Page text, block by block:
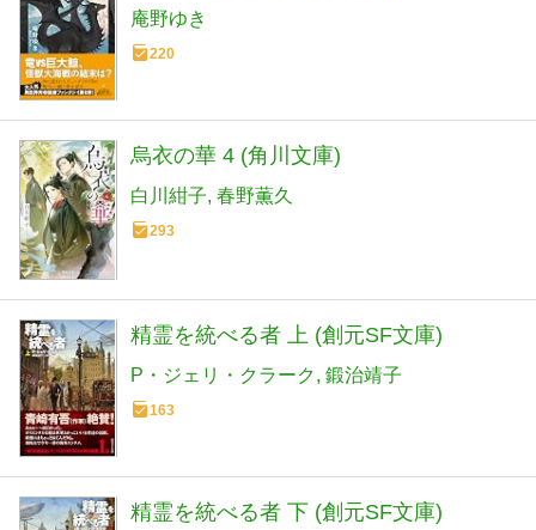
庵野ゆき
220
烏衣の華 4 (角川文庫)
白川紺子 春野薫久
293
精霊を統べる者 上 (創元SF文庫)
P・ジェリ・クラーク 鍛治靖子
163
精霊を統べる者 下 (創元SF文庫)